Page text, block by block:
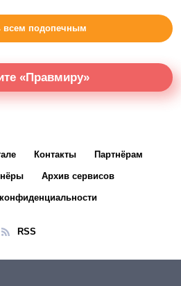
всем подопечным
«Правмиру»
Контакты Партнёрам
Архив сервисов
RSS